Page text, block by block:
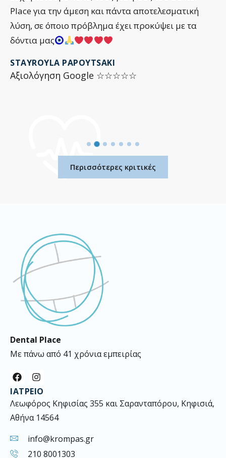
Place για την άμεση και πάντα αποτελεσματική
λύση, σε όποιο πρόβλημα έχει προκύψει με τα
δόντια μας
STAYROYLA PAPOYTSAKI
Αξιολόγηση Google ☆☆☆☆☆
Περισσότερες κριτικές
Dental Place
Με πάνω από 41 χρόνια εμπειρίας
F
a
c
e
b
o
k
I
n
s
t
a
g
a
ΙΑΤΡΕΊΟ
Λεωφόρος Κηφισίας 355 και Σαρανταπόρου, Κηφισιά,
Αθήνα 14564
info@krompas.gr
210 8001303